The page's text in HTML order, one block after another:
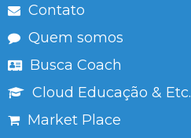
Contato
Quem somos
Busca Coach
Cloud Educação & Etc.
Market Place